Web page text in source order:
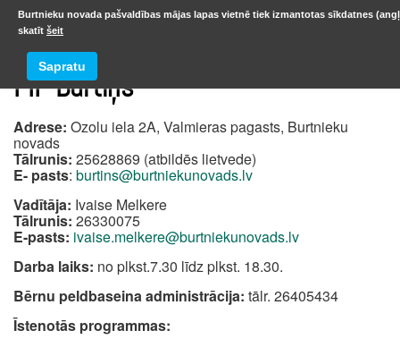
PII “Burtiņš”
Adrese: Ozolu iela 2A, Valmieras pagasts, Burtnieku
novads
Tālrunis: 25628869 (atbildēs lietvede)
E- pasts: burtins@burtniekunovads.lv
Vadītāja: Ivaise Melkere
Tālrunis: 26330075
E-pasts: ivaise.melkere@burtniekunovads.lv
Darba laiks: no plkst.7.30 līdz plkst. 18.30.
Bērnu peldbaseina administrācija: tālr. 26405434
Īstenotās programmas:
Burtnieku novada pašvaldības mājas lapas vietnē tiek izmantotas sīkdatnes
skatīt šeit
Sapratu